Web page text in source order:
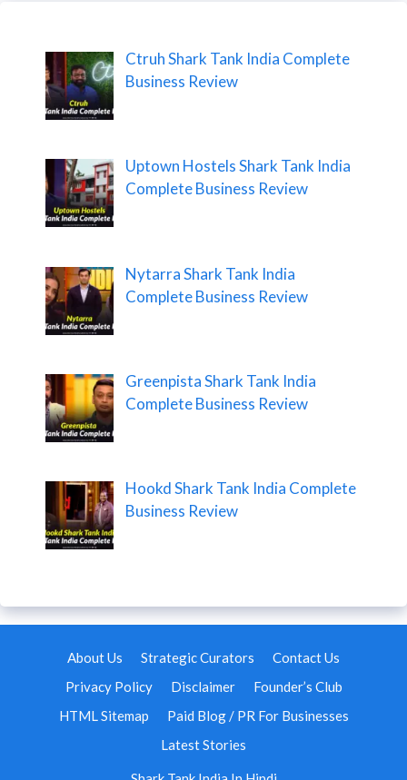
Ctruh Shark Tank India Complete
Business Review
Uptown Hostels Shark Tank India
Complete Business Review
Nytarra Shark Tank India
Complete Business Review
Greenpista Shark Tank India
Complete Business Review
Hookd Shark Tank India Complete
Business Review
About Us Strategic Curators
Contact Us
Privacy Policy
Disclaimer
Founder’s Club
HTML Sitemap
Paid Blog / PR For Businesses
Latest Stories